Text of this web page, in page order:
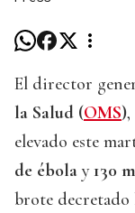
El director
la Salud (OMS),
elevado este
de ébola y130
brote decretado